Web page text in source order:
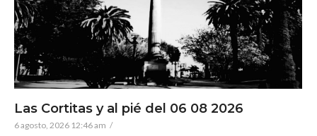
Las Cortitas y al pié del 06 08 2026
6 agosto, 2026 12:46 am /